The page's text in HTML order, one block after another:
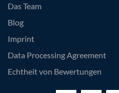
Das Team
Blog
Imprint
Data Processing Agreement
Echtheit von Bewertungen